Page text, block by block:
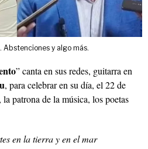
Abstenciones y algo más.
” canta en sus redes, guitarra en
, para celebrar en su día, el 22 de
patrona de la música, los poetas
en la tierra y en el mar